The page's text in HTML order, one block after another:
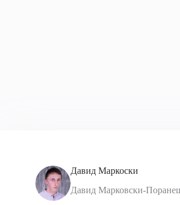
Давид Маркоски
Давид Марковски-